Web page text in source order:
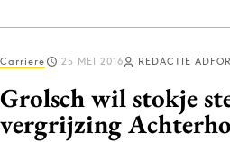
Log in
Carriere 25 MEI 2016 REDACTIE
Grolsch wil stokje
vergrijzing